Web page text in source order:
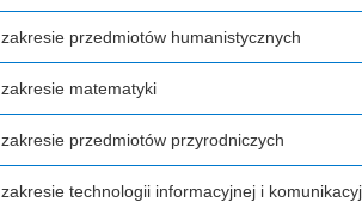
przedmiotów humanistycznych
matematyki
przedmiotów przyrodniczych
technologii informacyjnej i